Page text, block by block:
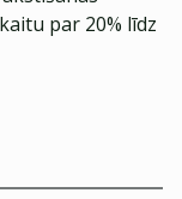
par 20% līdz